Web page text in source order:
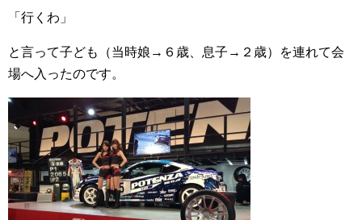
「行くわ」
と言って子ども（当時娘→６歳、息子→２歳）を連れて会
場へ入ったのです。